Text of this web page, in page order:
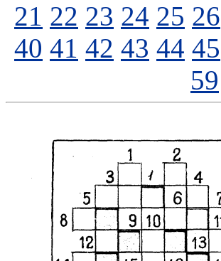
21 22 23 24 25 26
40 41 42 43 44 45
59